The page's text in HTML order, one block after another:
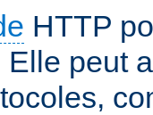
HTTP
Elle peut